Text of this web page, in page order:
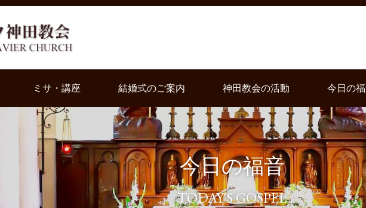
ミサ・講座 結婚式のご案内 神田教会の活動 今日の
今日の福音
TODAY'S GOSPEL